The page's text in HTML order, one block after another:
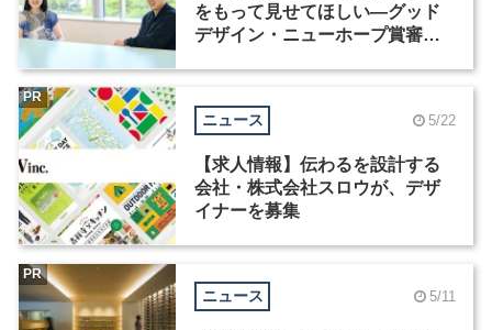
をもって見せてほしい―グッド
デザイン・ニューホープ賞審査
ニュース 5/22
【求人情報】伝わるを設計する
会社・株式会社スロウが、デザ
イナーを募集
PR
ニュース 5/11
PR